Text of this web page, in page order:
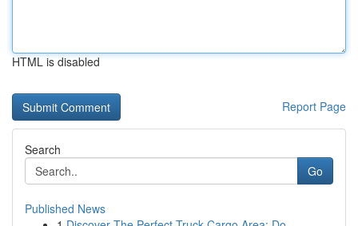
HTML is disabled
Report Page
Search
Go
Published News